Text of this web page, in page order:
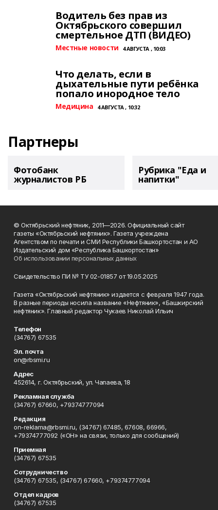
Водитель без прав из
Октябрьского совершил
смертельное ДТП (ВИДЕО)
Местные новости 4 АВГУСТА , 10:03
Что делать, если в
дыхательные пути ребёнка
попало инородное тело
Медицина 4 АВГУСТА , 10:32
Партнеры
Фотобанк
журналистов РБ
Рубрика "Еда и
напитки"
© Октябрьский нефтяник, 2011—2026. Официальный сайт
газеты «Октябрьский нефтяник». Газета учреждена
Агентством по печати и СМИ Республики Башкортостан и АО
Издательский дом «Республика Башкортостан»
Об использовании персональных данных
Свидетельство ПИ № ТУ 02-01857 от 19.05.2025
Газета «Октябрьский нефтяник» издается с февраля 1947 года.
В разные периоды носила название «Нефтяник», «Башкирский
нефтяник». Главный редактор Чукаев Николай Ильич
Телефон
(34767) 67535
Эл. почта
on@rbsmi.ru
Адрес
452614, г. Октябрьский, ул. Чапаева, 18
Рекламная служба
(34767) 67660, +79374777094
Редакция
on-reklama@rbsmi.ru, (34767) 67485, 67608, 66966,
+79374777092 («ОН» на связи, только для сообщений)
Приемная
(34767) 67535
Сотрудничество
(34767) 67535, (34767) 67660, +79374777094
Отдел кадров
(34767) 67535